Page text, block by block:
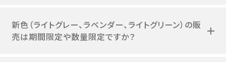
新色（ライトグレー、ラベンダー、ライトグリーン）の販
売は期間限定や数量限定ですか？